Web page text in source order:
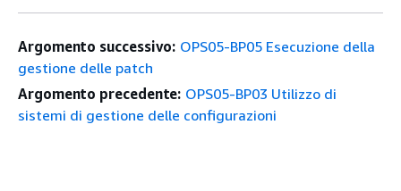
Argomento successivo: OPS05-BP05 Esecuzione della
gestione delle patch
Argomento precedente: OPS05-BP03 Utilizzo di
sistemi di gestione delle configurazioni